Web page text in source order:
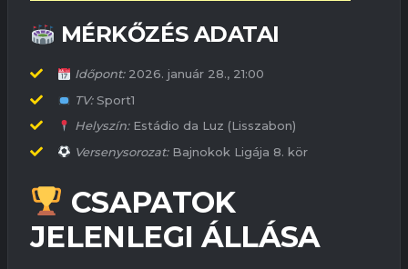
MÉRKŐZÉS ADATAI
Időpont:2026. január 28., 21:00
TV:Sport1
Helyszín: Estádio da Luz (Lisszabon)
Versenysorozat:Bajnokok Ligája 8. kör
CSAPATOK
JELENLEGI ÁLLÁSA